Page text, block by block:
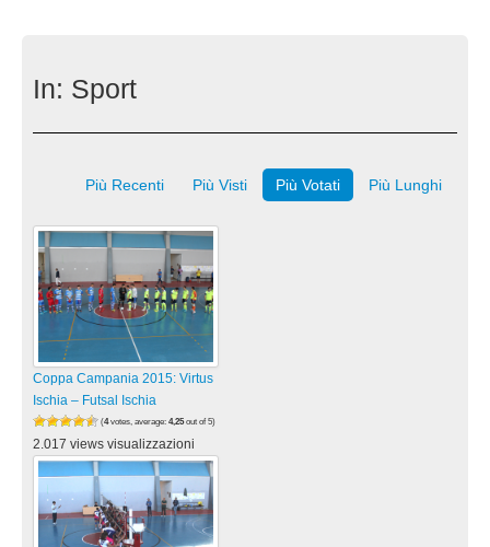
In: Sport
Più Recenti Più Visti Più Votati Più Lunghi
Coppa Campania 2015: Virtus
Ischia – Futsal Ischia
(4votes, average: 4,25out of 5)
2.017 views visualizzazioni